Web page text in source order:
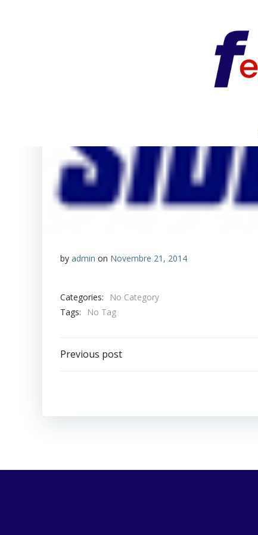
by admin on Novembre 21, 2014
Categories:
No Category
Tags:
No Tag
Navigazione
Previous post